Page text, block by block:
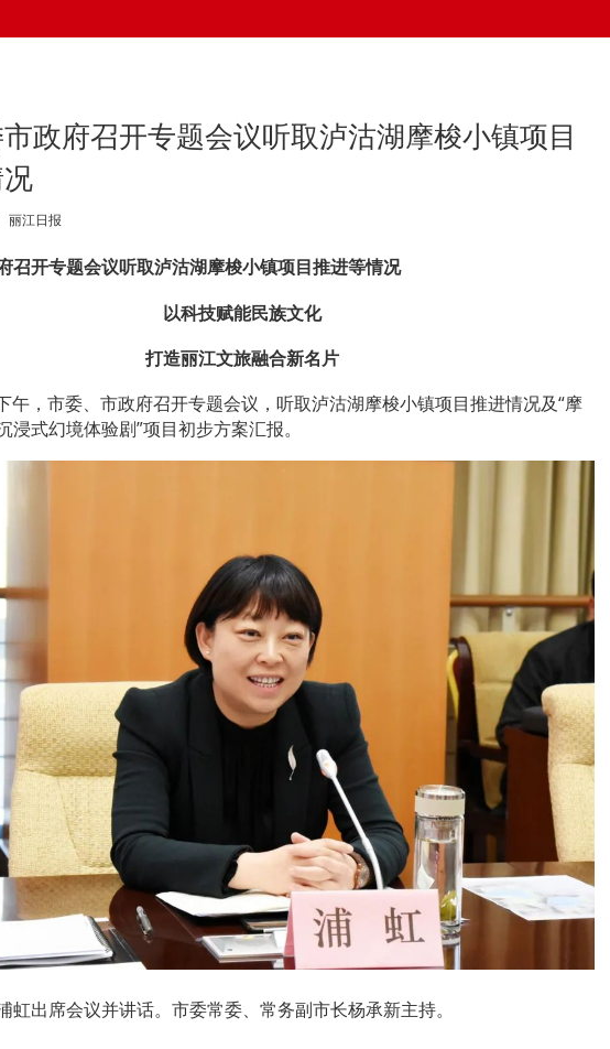
政府召开专题会议听取泸沽湖摩梭小镇项目
丽江日报
召开专题会议听取泸沽湖摩梭小镇项目推进等情况
以科技赋能民族文化
打造丽江文旅融合新名片
午，市委、市政府召开专题会议，听取泸沽湖摩梭小镇项目推进情况及“摩
浸式幻境体验剧”项目初步方案汇报。
虹出席会议并讲话。市委常委、常务副市长杨承新主持。